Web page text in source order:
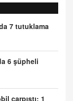
7 tutuklama
6 şüpheli
çarpıştı: 1